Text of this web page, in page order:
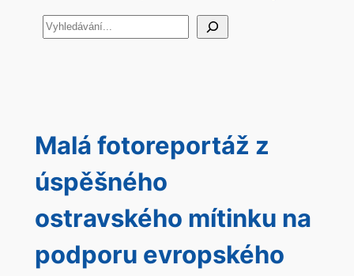
Hledat
Malá fotoreportáž z
úspěšného
ostravského mítinku na
podporu evropského